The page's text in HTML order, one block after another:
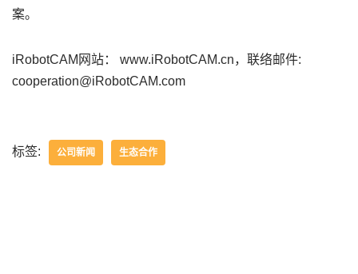
案。
iRobotCAM网站： www.iRobotCAM.cn，联络邮件:
cooperation@iRobotCAM.com
标签: 公司新闻 生态合作